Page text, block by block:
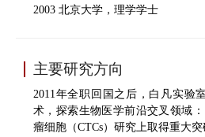
2003 北京大学，理学学士
主要研究方向
2011年全职回国之后，白凡实验
术，探索生物医学前沿交叉领域
瘤细胞（CTCs）研究上取得重大